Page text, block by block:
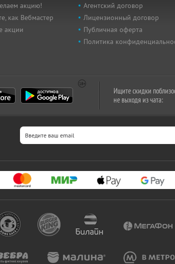
акцию!
как Вебмастер
акции
Агентский договор
Лицензионный договор
Публичная оферта
Политика
Ищите скидки
не выходя из чата: